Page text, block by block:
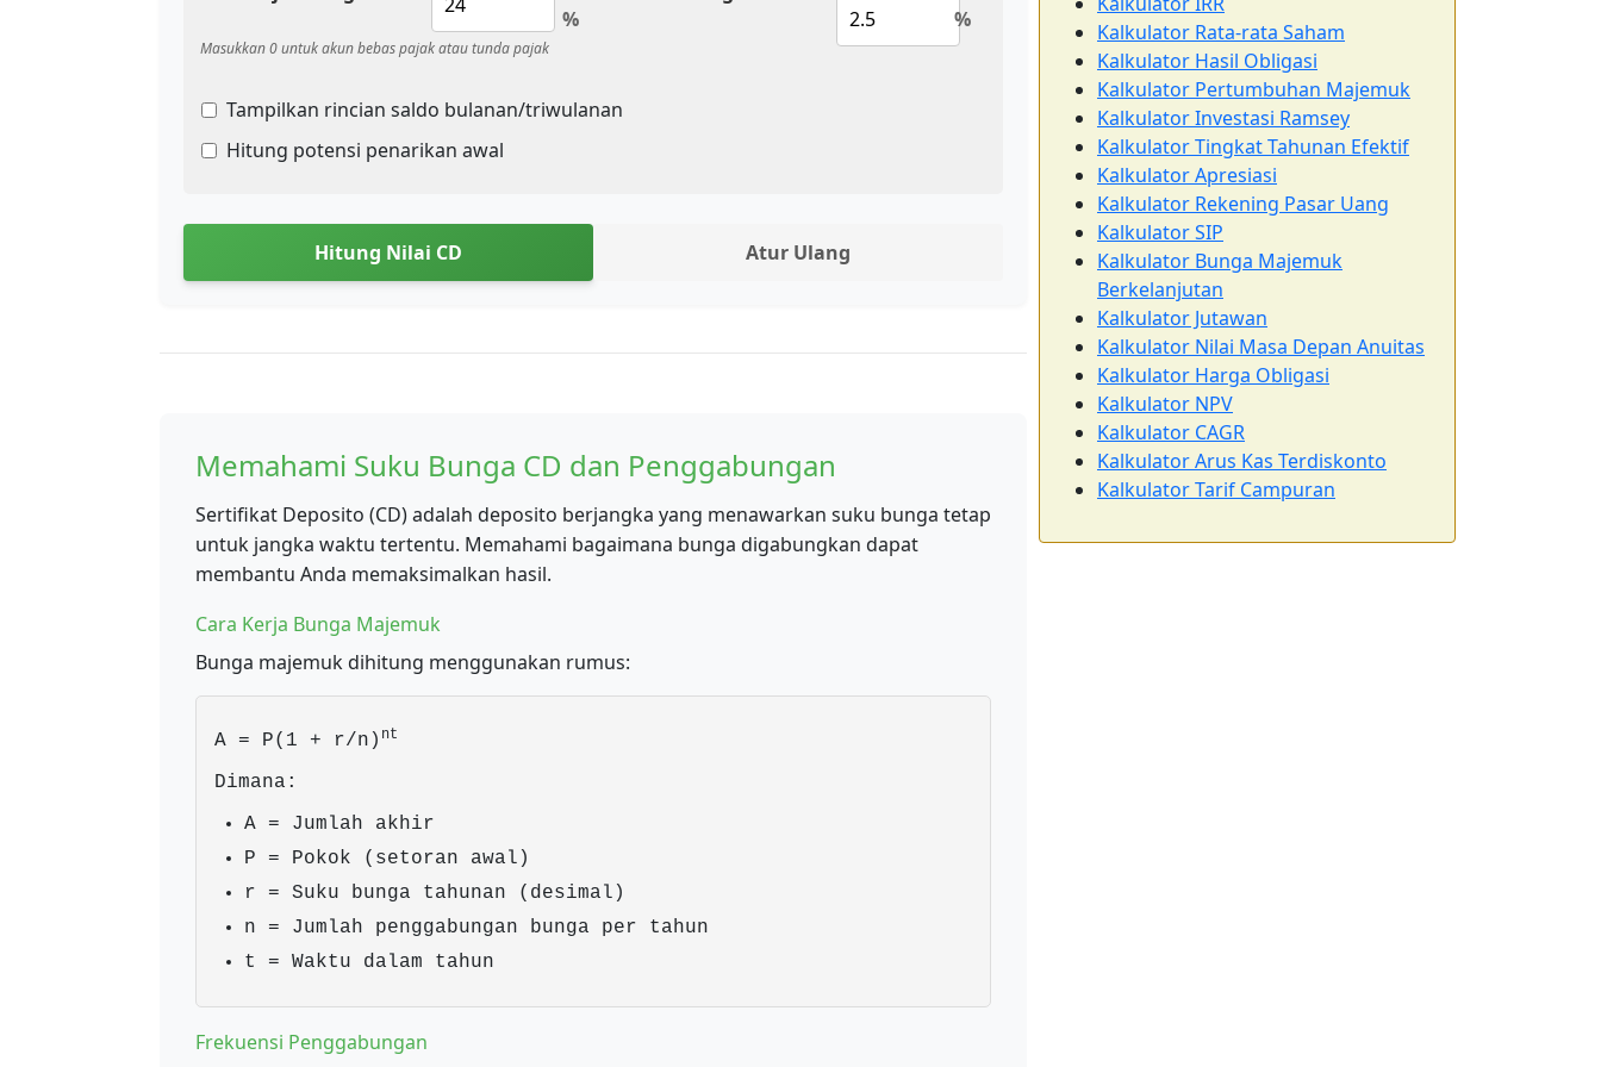
%
Masukkan 0 untuk akun bebas pajak atau tunda pajak
%
Tampilkan rincian saldo bulanan/triwulanan
Hitung potensi penarikan awal
Hitung Nilai CD Atur Ulang
Memahami Suku Bunga CD dan Penggabungan
Sertifikat Deposito (CD) adalah deposito berjangka yang menawarkan suku bunga tetap
untuk jangka waktu tertentu. Memahami bagaimana bunga digabungkan dapat
membantu Anda memaksimalkan hasil.
Cara Kerja Bunga Majemuk
Bunga majemuk dihitung menggunakan rumus:
A = P(1 + r/n) nt
Dimana:
A = Jumlah akhir
P = Pokok (setoran awal)
r = Suku bunga tahunan (desimal)
n = Jumlah penggabungan bunga per tahun
t = Waktu dalam tahun
Frekuensi Penggabungan
Kalkulator Rata-rata Saham
Kalkulator Hasil Obligasi
Kalkulator Pertumbuhan Majemuk
Kalkulator Investasi Ramsey
Kalkulator Tingkat Tahunan Efektif
Kalkulator Apresiasi
Kalkulator Rekening Pasar Uang
Kalkulator SIP
Kalkulator Bunga Majemuk
Berkelanjutan
Kalkulator Jutawan
Kalkulator Nilai Masa Depan Anuitas
Kalkulator Harga Obligasi
Kalkulator NPV
Kalkulator CAGR
Kalkulator Arus Kas Terdiskonto
Kalkulator Tarif Campuran